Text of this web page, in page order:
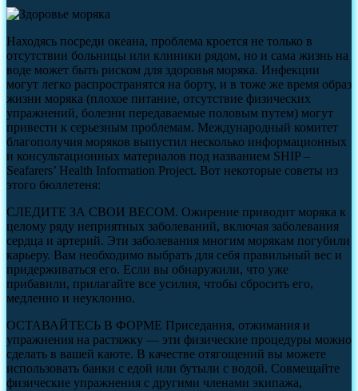
Находясь посреди океана, проблема кроется не только в
отсутствии больницы или клиники рядом, но и сама жизнь на
воде может быть риском для здоровья моряка. Инфекции
могут легко распространятся на борту, и в тоже же время образ
жизни моряка (плохое питание, отсутствие физических
упражнений, болезни передаваемые половым путем) могут
привести к серьезным проблемам. Международный комитет
благополучия моряков выпустил несколько информационных
и консультационных материалов под названием SHIP –
Seafarers’ Health Information Project. Вот некоторые советы из
этого бюллетеня:
СЛЕДИТЕ ЗА СВОИ ВЕСОМ. Ожирение приводит моряка к
целому ряду неприятных заболеваний, включая заболевания
сердца и артерий. Эти заболевания многим морякам погубили
карьеру. Вам необходимо выбрать для себя правильный вес и
придерживаться его. Если вы обнаружили, что уже
прибавили, прилагайте все усилия, чтобы сбросить его,
медленно и неуклонно.
ОСТАВАЙТЕСЬ В ФОРМЕ Приседания, отжимания и
упражнения на растяжку — эти физические процедуры можно
сделать в вашей каюте. В качестве отягощений вы можете
использовать банки с едой или бутыли с водой. Совмещайте
физические упражнения с другими членами экипажа,